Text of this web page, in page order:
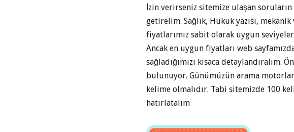
İzin verirseniz sitemize ulaşan soruların
getirelim. Sağlık, Hukuk yazısı,
fiyatlarımız sabit olarak uygun
Ancak en uygun fiyatları web
sağladığımızı kısaca
bulunuyor. Günümüzün arama
kelime olmalıdır. Tabi sitemizde 100
hatırlatalım